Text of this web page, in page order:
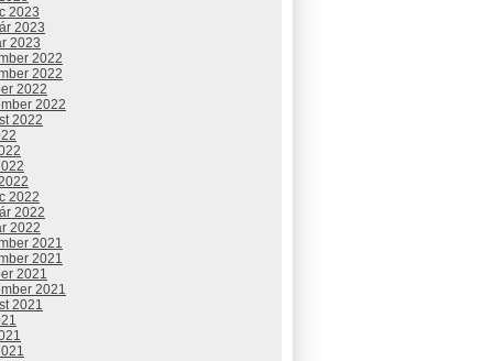
2023
2023
2023
2022
2022
2022
2022
2022
2022
2022
2022
2021
2021
2021
2021
2021